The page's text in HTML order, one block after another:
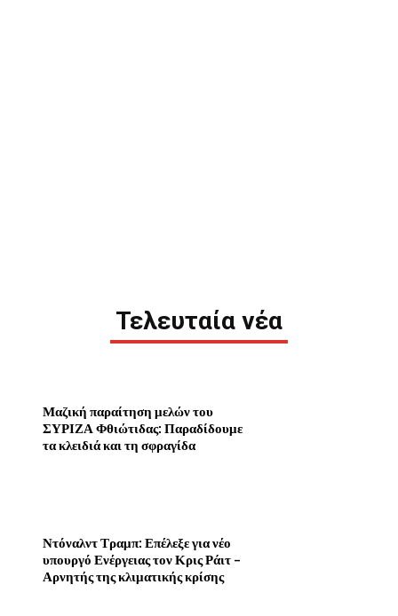
Τελευταία νέα
Μαζική παραίτηση μελών του
ΣΥΡΙΖΑ Φθιώτιδας: Παραδίδουμε
τα κλειδιά και τη σφραγίδα
Ντόναλντ Τραμπ: Επέλεξε για νέο
υπουργό Ενέργειας τον Κρις Ράιτ –
Αρνητής της κλιματικής κρίσης